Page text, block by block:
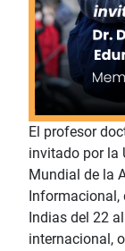
El profesor
invitado por la
Mundial de la
Informacional,
Indias del 22
internacional,